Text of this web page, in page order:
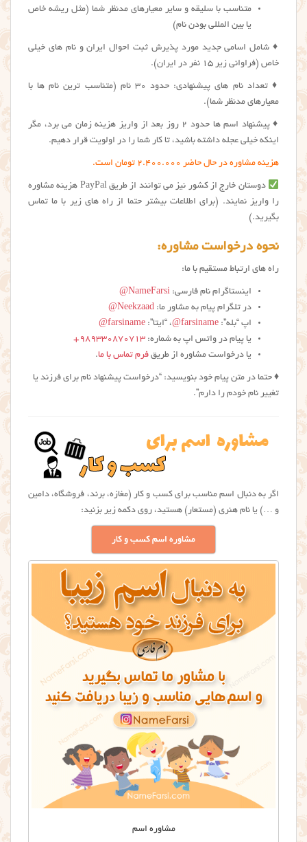
متناسب با سلیقه و سایر معیارهای مدنظر شما (مثل ریشه خاص
یا بین المللی بودن نام)
♦️ شامل اسامی جدید مورد پذیرش ثبت احوال ایران و نام های خیلی
خاص (فراوانی زیر 15 نفر در ایران).
♦️ تعداد نام های پیشنهادی: حدود ۳۰ نام (متناسب ترین نام ها با
معیارهای مدنظر شما).
♦️ پیشنهاد اسم ها حدود 2 روز بعد از واریز هزینه زمان می برد، مگر
اینکه خیلی عجله داشته باشید، تا کار شما را در اولویت قرار دهیم.
هزینه مشاوره در حال حاضر 2.400.000 تومان است.
دوستان خارج از کشور نیز می توانند از طریق PayPal هزینه مشاوره
را واریز نمایند. (برای اطلاعات بیشتر حتما از راه های زیر با ما تماس
بگیرید.)
نحوه درخواست مشاوره:
راه های ارتباط مستقیم با ما:
اینستاگرام نام فارسی: NameFarsi@
در تلگرام پیام به مشاور ما: Neekzaad@
اپ “بله”: farsiname@ ، “ایتا”: farsiname@
یا پیام در واتس اپ به شماره: ۹۸۹۳۳۰۸۷۰۷۱۳+
یا درخواست مشاوره از طریق فرم تماس با ما.
♦️ حتما در متن پیام خود بنویسید: “درخواست پیشنهاد نام برای فرزند یا
تغییر نام خودم را دارم”.
اگر به دنبال اسم مناسب برای کسب و کار (مغازه، برند، فروشگاه، دامین
و …) یا نام هنری (مستعار) هستید، روی دکمه زیر بزنید:
مشاوره اسم کسب و کار
مشاوره اسم